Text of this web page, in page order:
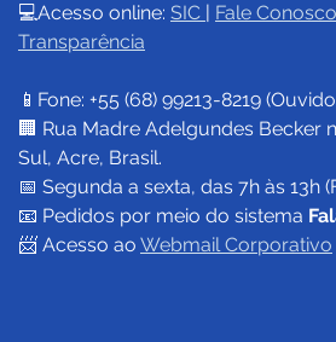
Prefeitura de Cruzeiro do
segue com a Campanha
Nacional de Multivacinação
💻Acesso online: SIC | Fale Conosco
Transparência
📱Fone: +55 (68) 99213-8219
🏢 Rua Madre Adelgundes Becker
Sul, Acre, Brasil.
📅 Segunda a sexta, das 7h às
📧 Pedidos por meio do sistema
📨 Acesso ao Webmail Corporativo